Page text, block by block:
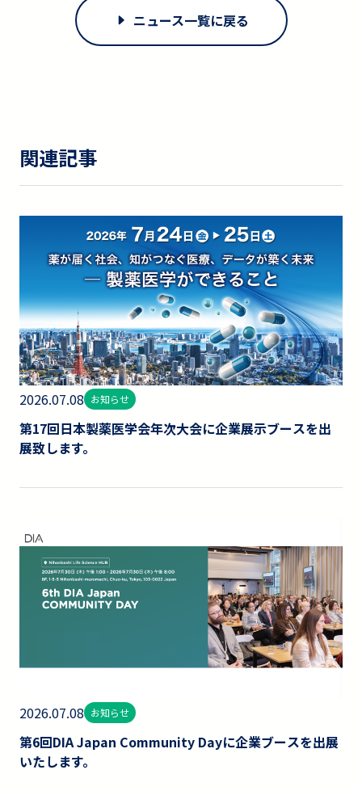
ニュース一覧に戻る
関連記事
2026.07.08 お知らせ
第17回日本製薬医学会年次大会に企業展示ブースを出
展致します。
2026.07.08 お知らせ
第6回DIA Japan Community Dayに企業ブースを出展
いたします。